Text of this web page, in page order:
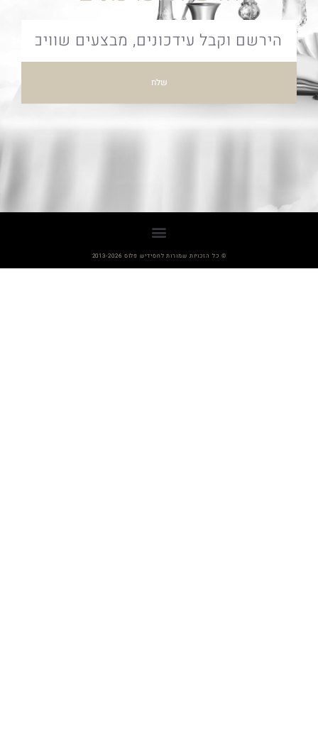
שלח
© כל הזכויות שמורות לחסידיש פלוס 2013-2026